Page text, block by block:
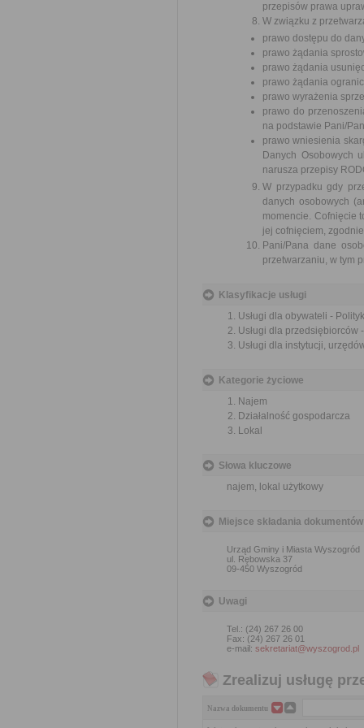
przepisów prawa
W związku z
prawo dostępu do
prawo żądania
prawo żądania
prawo żądania
prawo wyrażenia
prawo do
na podstawie Pani/
prawo wniesienia
Danych Osobowych
narusza przepisy
W przypadku gdy
danych osobowych
momencie. Cofnięcie
jej cofnięciem,
Pani/Pana dane
przetwarzaniu, w tym
Klasyfikacje usługi
Usługi dla obywateli -
Usługi dla przedsiębiorców
Usługi dla instytucji,
Kategorie życiowe
Najem
Działalność gospodarcza
Lokal
Słowa kluczowe
najem, lokal użytkowy
Miejsce składania dokumentów
Urząd Gminy i Miasta Wyszogród
ul. Rębowska 37
09-450 Wyszogród
Uwagi
Tel.: (24) 267 26 00
Fax: (24) 267 26 01
e-mail: sekretariat@wyszogrod.pl
Zrealizuj usługę
Nazwa dokumentu